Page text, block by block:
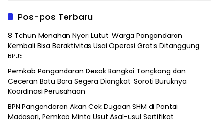
Pos-pos Terbaru
8 Tahun Menahan Nyeri Lutut, Warga Pangandaran
Kembali Bisa Beraktivitas Usai Operasi Gratis Ditanggung
BPJS
Pemkab Pangandaran Desak Bangkai Tongkang dan
Ceceran Batu Bara Segera Diangkat, Soroti Buruknya
Koordinasi Perusahaan
BPN Pangandaran Akan Cek Dugaan SHM di Pantai
Madasari, Pemkab Minta Usut Asal-usul Sertifikat